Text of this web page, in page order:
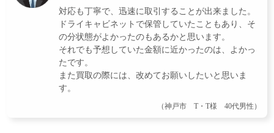
対応も丁寧で、迅速に取引することが出来ました。
ドライキャビネットで保管していたこともあり、そ
の分状態がよかったのもあるかと思います。
それでも予想していた金額に近かったのは、よかっ
たです。
また買取の際には、改めてお願いしたいと思いま
す。
（神戸市 T・T様 40代男性）